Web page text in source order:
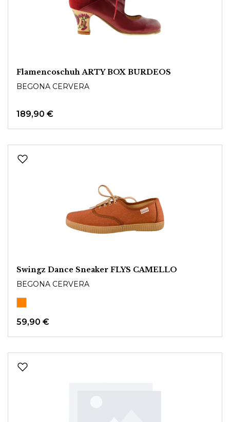
Flamencoschuh ARTY BOX BURDEOS
BEGONA CERVERA
189,90 €
Swingz Dance Sneaker FLYS CAMELLO
BEGONA CERVERA
59,90 €